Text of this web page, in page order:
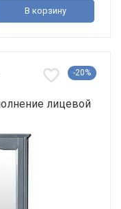
В корзину
-20%
лицевой